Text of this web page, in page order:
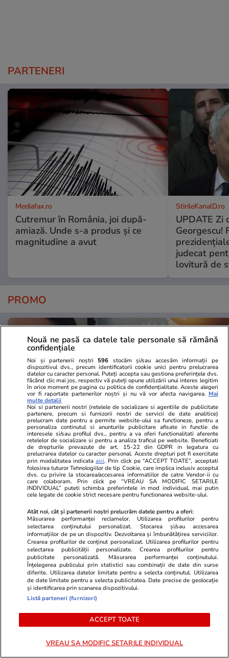
PARTENERI
Mediafax.ro
Cutremur în România, joi după-
amiază. Unde s-a produs și ce
magnitudine a avut
StirileKanalD.ro
UPDATE Zi
Georgescu!
judecat
lovitură de
PROMO
Advertorial
Smart is the new chic: Cum ne
ajută tehnologia să ne reinventăm
Advertorial
Înscrie-te
voucher de
PARTENERI
„Să vă rugați pentru mine, am 5
tumori” Alina Pușcău, în lacrimi!
Ce să nu
FORMA din
Nouă ne pasă ca datele tale personale să rămână
confidențiale
Noi și partenerii noștri 596 stocăm și/sau accesăm informații pe
dispozitivul dvs., precum identificatorii cookie unici pentru prelucrarea
datelor cu caracter personal. Puteți accepta sau gestiona preferințele dvs.
făcând clic mai jos, respectiv vă puteți opune utilizării unui interes legitim
în orice moment pe pagina cu politica de confidențialitate. Aceste alegeri
vor fi raportate partenerilor noștri și nu vă vor afecta navigarea. Mai
multe detalii
Noi si partenerii nostri (retelele de socializare si agentiile de publicitate
partenere, precum si furnizorii nostri de servicii de date analitice)
prelucram date pentru a permite website-ului sa functioneze, pentru a
personaliza continutul si anunturile publicitare afisate in functie de
interesele si/sau profilul dvs., pentru a va oferi functionalitati aferente
retelelor de socializare si pentru a analiza traficul pe website. Beneficiati
de drepturile prevazute de art. 15-22 din GDPR in legatura cu
prelucrarea datelor cu caracter personal. Aceste drepturi pot fi exercitate
prin modalitatea indicataaici. Prin click pe “ACCEPT TOATE”, acceptati
folosirea tuturor Tehnologiilor de tip Cookie, care implica inclusiv acceptul
dvs. cu privire la stocarea/accesarea informatiilor de catre Vendor-ii cu
care colaboram. Prin click pe “VREAU SA MODIFIC SETARILE
INDIVIDUAL” puteti schimba preferintele in mod individual, mai putin
cele legate de cookie strict necesare pentru functionarea website-ului.
Atât noi, cât și partenerii noștri prelucrăm datele pentru a oferi:
Măsurarea performanței reclamelor. Utilizarea profilurilor pentru
selectarea conținutului personalizat. Stocarea și/sau accesarea
informațiilor de pe un dispozitiv. Dezvoltarea și îmbunătățirea serviciilor.
Crearea profilurilor de conținut personalizat. Utilizarea profilurilor pentru
selectarea publicității personalizate. Crearea profilurilor pentru
publicitate personalizată. Măsurarea performanței conținutului.
Înțelegerea publicului prin statistici sau combinații de date din surse
diferite. Utilizarea datelor limitate pentru a selecta conținutul. Utilizarea
de date limitate pentru a selecta publicitatea. Date precise de geolocație
și identificarea prin scanarea dispozitivului.
Listă parteneri (furnizori)
ACCEPT TOATE
VREAU SA MODIFIC SETARILE INDIVIDUAL